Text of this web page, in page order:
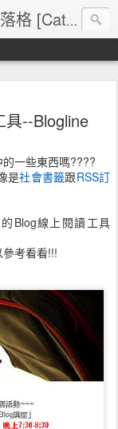
廢紙背面塗鴉：蕭大貓的廢畫部落格 [Cat's blog]
--Blogline
的一些東西嗎????
是社會書籤跟RSS訂
Blog線上閱讀工具
考看看!!!